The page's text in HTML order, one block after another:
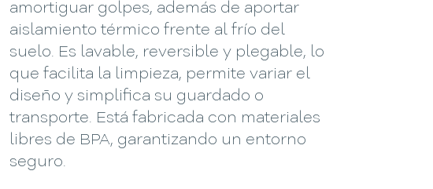
amortiguar golpes, además de aportar
aislamiento térmico frente al frío del
suelo. Es lavable, reversible y plegable, lo
que facilita la limpieza, permite variar el
diseño y simplifica su guardado o
transporte. Está fabricada con materiales
libres de BPA, garantizando un entorno
seguro.